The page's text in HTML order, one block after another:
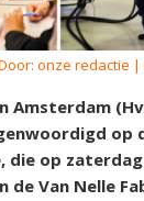
onze redactie |
Amsterdam
op
die op
de Van Nelle